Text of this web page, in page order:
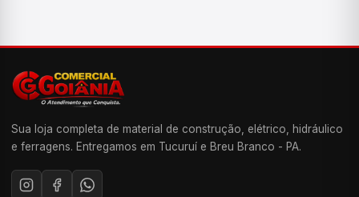
Sua loja completa de material de construção, elétrico, hidráulico
e ferragens. Entregamos em Tucuruí e Breu Branco - PA.